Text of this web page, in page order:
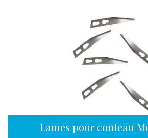
Lames pour couteau